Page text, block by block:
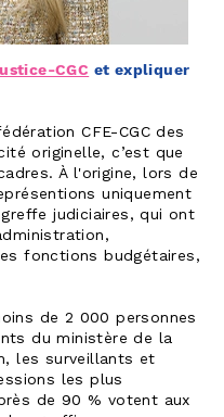
CGC et expliquer
CFE-CGC des
originelle, c’est que
À l'origine, lors de
uniquement
judiciaires, qui ont
fonctions budgétaires,
de 2 000 personnes
du ministère de la
les surveillants et
les plus
de 90 % votent aux